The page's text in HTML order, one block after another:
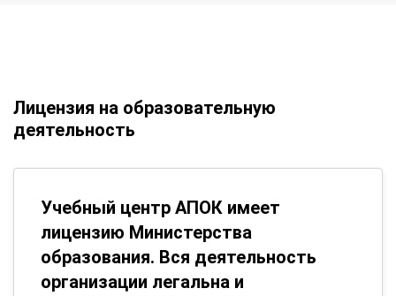
Лицензия на образовательную
деятельность
Учебный центр АПОК имеет
лицензию Министерства
образования. Вся деятельность
организации легальна и